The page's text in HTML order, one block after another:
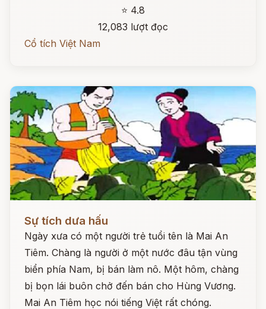
⭐ 4.8
12,083 lượt đọc
Cổ tích Việt Nam
Sự tích dưa hấu
Ngày xưa có một người trẻ tuổi tên là Mai An
Tiêm. Chàng là người ở một nước đâu tận vùng
biển phía Nam, bị bán làm nô. Một hôm, chàng
bị bọn lái buôn chở đến bán cho Hùng Vương.
Mai An Tiêm học nói tiếng Việt rất chóng.